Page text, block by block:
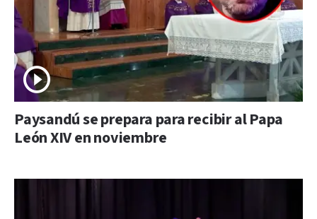
Paysandú se prepara para recibir al Papa
León XIV en noviembre